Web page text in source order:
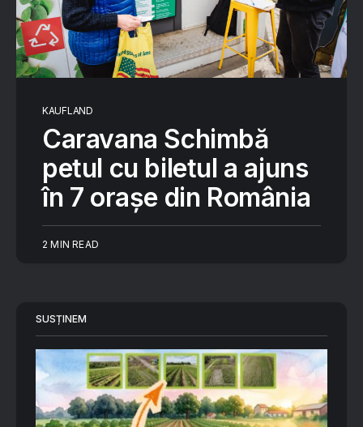
KAUFLAND
Caravana Schimbă
petul cu biletul a ajuns
în 7 orașe din România
2 MIN READ
SUSȚINEM